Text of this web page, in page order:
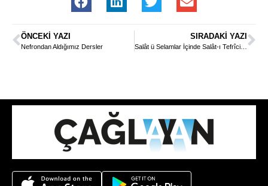
ÖNCEKI YAZI
Nefrondan Aldığımız Dersler
SIRADAKI YAZI
Salât ü Selamlar İçinde Salât-ı Tefrîciye